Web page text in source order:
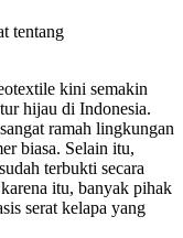
kini semakin
hijau di Indonesia.
ramah lingkungan
biasa. Selain itu,
terbukti secara
itu, banyak pihak
serat kelapa yang